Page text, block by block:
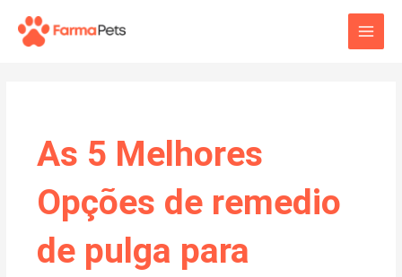
para
Main
As 5 Melhores
Opções de remedio
de pulga para